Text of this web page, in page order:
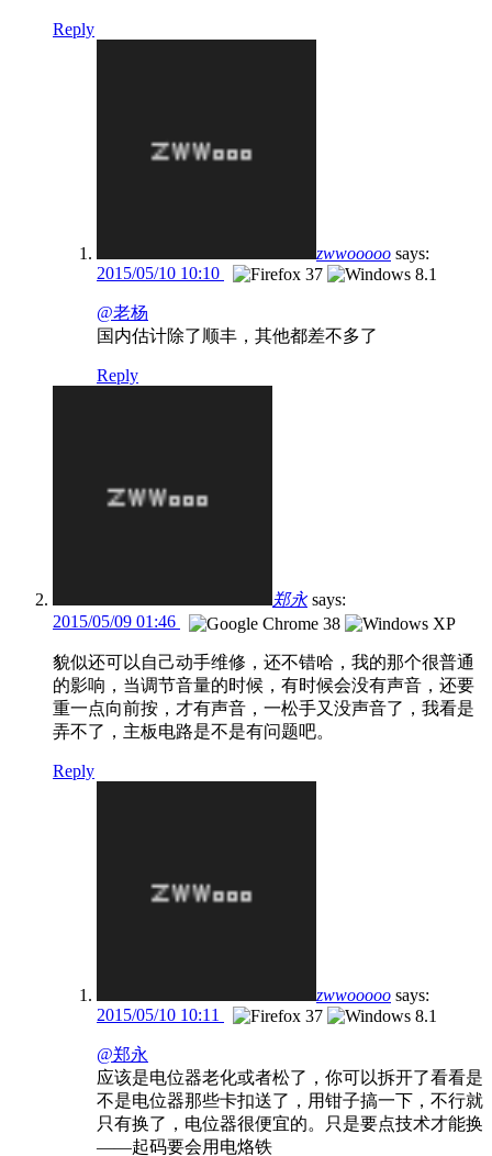
Reply
zwwooooo says:
2015/05/10 10:10
@老杨
国内估计除了顺丰，其他都差不多了
Reply
郑永 says:
2015/05/09 01:46
貌似还可以自己动手维修，还不错哈，我的那个很普通
的影响，当调节音量的时候，有时候会没有声音，还要
重一点向前按，才有声音，一松手又没声音了，我看是
弄不了，主板电路是不是有问题吧。
Reply
zwwooooo says:
2015/05/10 10:11
@郑永
应该是电位器老化或者松了，你可以拆开了看看是
不是电位器那些卡扣送了，用钳子搞一下，不行就
只有换了，电位器很便宜的。只是要点技术才能换
——起码要会用电烙铁